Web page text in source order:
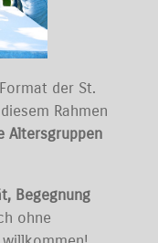
der St.
Rahmen
Altersgruppen
Begegnung
ohne